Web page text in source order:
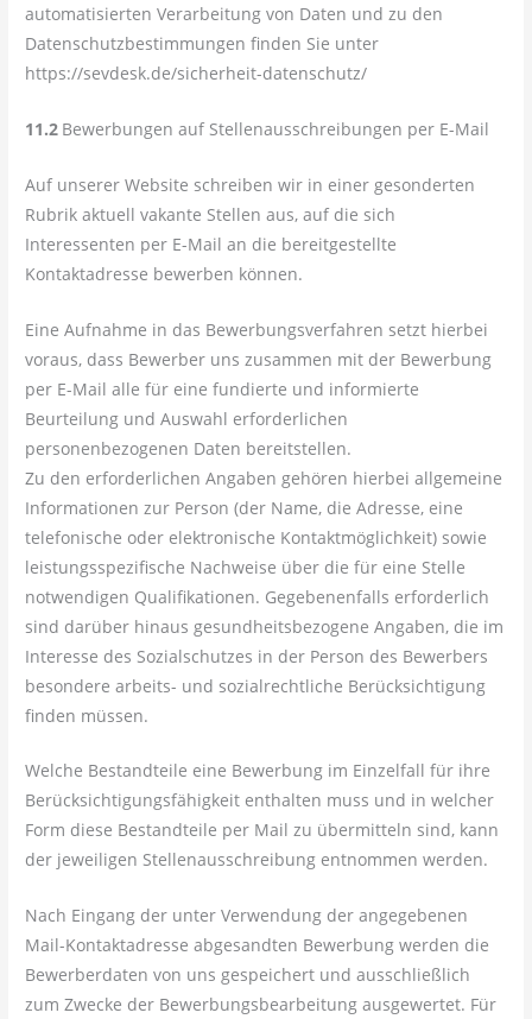
automatisierten Verarbeitung von Daten und zu den
Datenschutzbestimmungen finden Sie unter
https://sevdesk.de/sicherheit-datenschutz/
11.2 Bewerbungen auf Stellenausschreibungen per E-Mail
Auf unserer Website schreiben wir in einer gesonderten
Rubrik aktuell vakante Stellen aus, auf die sich
Interessenten per E-Mail an die bereitgestellte
Kontaktadresse bewerben können.
Eine Aufnahme in das Bewerbungsverfahren setzt hierbei
voraus, dass Bewerber uns zusammen mit der Bewerbung
per E-Mail alle für eine fundierte und informierte
Beurteilung und Auswahl erforderlichen
personenbezogenen Daten bereitstellen.
Zu den erforderlichen Angaben gehören hierbei allgemeine
Informationen zur Person (der Name, die Adresse, eine
telefonische oder elektronische Kontaktmöglichkeit) sowie
leistungsspezifische Nachweise über die für eine Stelle
notwendigen Qualifikationen. Gegebenenfalls erforderlich
sind darüber hinaus gesundheitsbezogene Angaben, die im
Interesse des Sozialschutzes in der Person des Bewerbers
besondere arbeits- und sozialrechtliche Berücksichtigung
finden müssen.
Welche Bestandteile eine Bewerbung im Einzelfall für ihre
Berücksichtigungsfähigkeit enthalten muss und in welcher
Form diese Bestandteile per Mail zu übermitteln sind, kann
der jeweiligen Stellenausschreibung entnommen werden.
Nach Eingang der unter Verwendung der angegebenen
Mail-Kontaktadresse abgesandten Bewerbung werden die
Bewerberdaten von uns gespeichert und ausschließlich
zum Zwecke der Bewerbungsbearbeitung ausgewertet. Für